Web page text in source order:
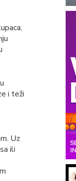
i teži
Uz
ili